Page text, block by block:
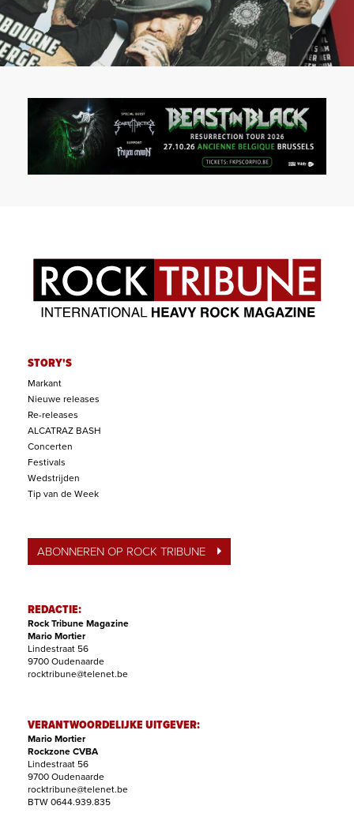
STORY'S
Markant
Nieuwe releases
Re-releases
ALCATRAZ BASH
Concerten
Festivals
Wedstrijden
Tip van de Week
ABONNEREN OP ROCK TRIBUNE
REDACTIE:
Rock Tribune Magazine
Mario Mortier
Lindestraat 56
9700 Oudenaarde
rocktribune@telenet.be
VERANTWOORDELIJKE UITGEVER:
Mario Mortier
Rockzone CVBA
Lindestraat 56
9700 Oudenaarde
rocktribune@telenet.be
BTW 0644.939.835